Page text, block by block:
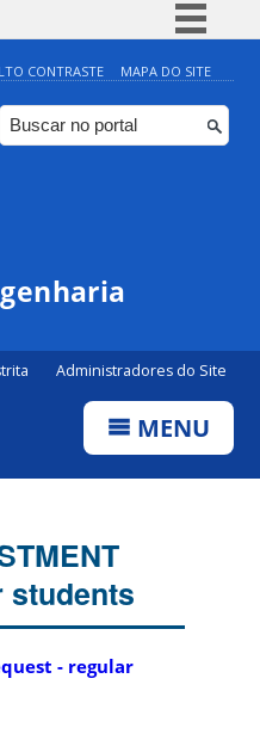
Simplifique!
Comunica BR
Participe
CONTRASTE MAPA DO SITE
Administradores do Site
MENU
students
- regular